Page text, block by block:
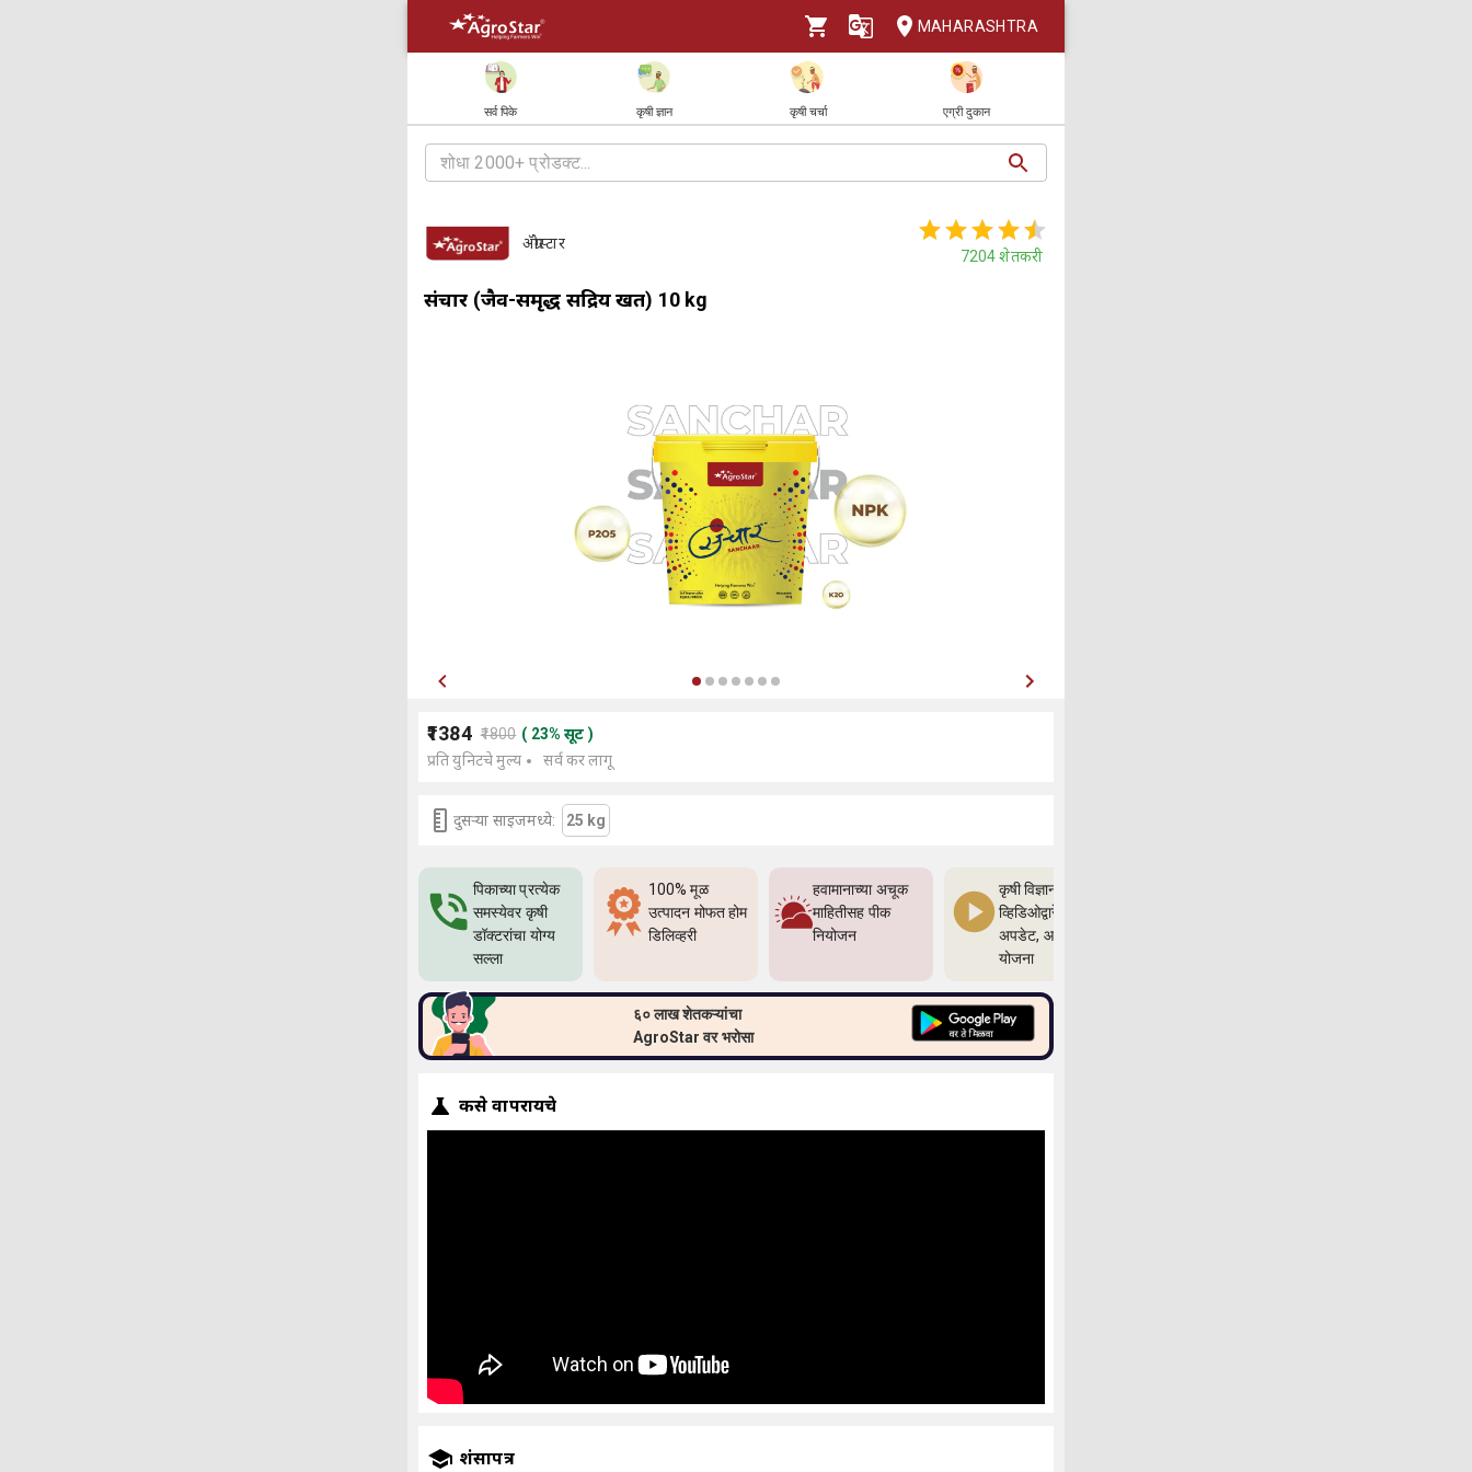
MAHARASHTRA
सर्व पिके कृषी ज्ञान कृषी चर्चा एग्री दुकान
ॲग्रोस्टार
7204 शेतकरी
संचार (जैव-समृद्ध सेंद्रिय खत) 10 kg
₹1384 ₹1800 ( 23% सूट )
प्रति युनिटचे मुल्य
सर्व कर लागू
दुसर्‍या साइजमध्ये: 25 kg
पिकाच्या प्रत्येक
समस्येवर कृषी
डॉक्टरांचा योग्य
सल्ला
100% मूळ
उत्पादन मोफत होम
डिलिव्हरी
हवामानाच्या अचूक
माहितीसह पीक
नियोजन
कृषी विज्ञान
व्हिडिओद्वारे शेतीचे
अपडेट, आणि
योजना
६० लाख शेतकऱ्यांचा
AgroStar वर भरोसा
कसे वापरायचे
प्रशंसापत्र